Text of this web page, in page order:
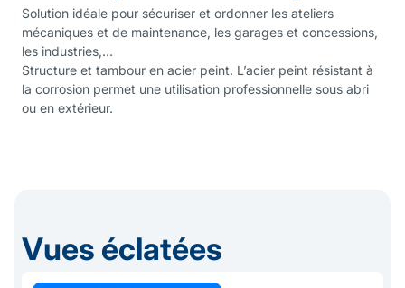
Solution idéale pour sécuriser et ordonner les ateliers
mécaniques et de maintenance, les garages et concessions,
les industries,…
Structure et tambour en acier peint. L’acier peint résistant à
la corrosion permet une utilisation professionnelle sous abri
ou en extérieur.
Vues éclatées